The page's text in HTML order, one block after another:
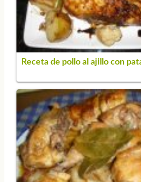
Receta de pollo al ajillo con